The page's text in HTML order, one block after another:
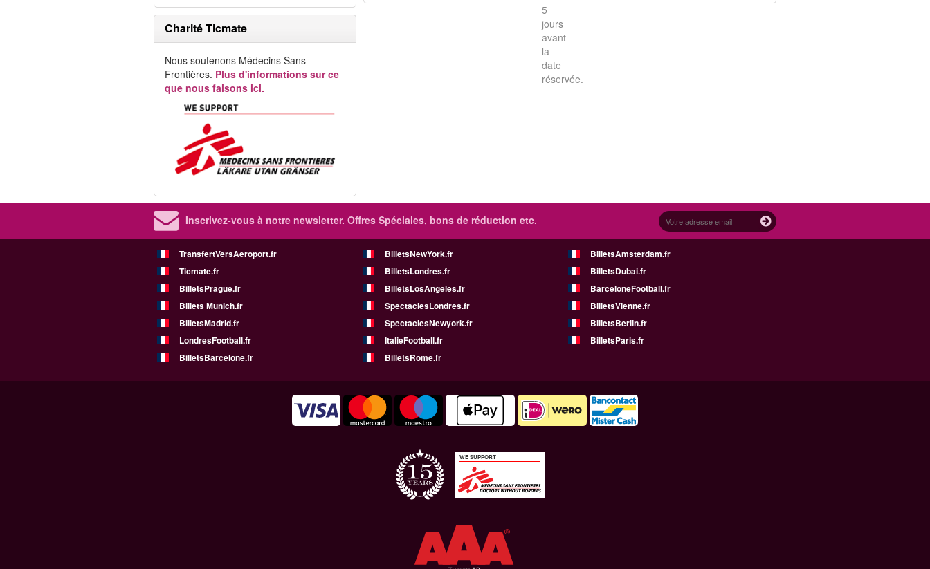
Charité Ticmate
Nous soutenons Médecins Sans
Frontières. Plus d'informations sur ce
que nous faisons ici.
5
jours
avant
la
date
réservée.
Inscrivez-vous à notre newsletter. Offres Spéciales, bons de réduction etc.
TransfertVersAeroport.fr BilletsNewYork.fr
BilletsAmsterdam.fr
Ticmate.fr
BilletsLondres.fr
BilletsDubai.fr
BilletsPrague.fr
BilletsLosAngeles.fr
BarceloneFootball.fr
Billets Munich.fr
SpectaclesLondres.fr
BilletsVienne.fr
BilletsMadrid.fr
SpectaclesNewyork.fr
BilletsBerlin.fr
LondresFootball.fr
ItalieFootball.fr
BilletsParis.fr
BilletsBarcelone.fr
BilletsRome.fr
WE SUPPORT